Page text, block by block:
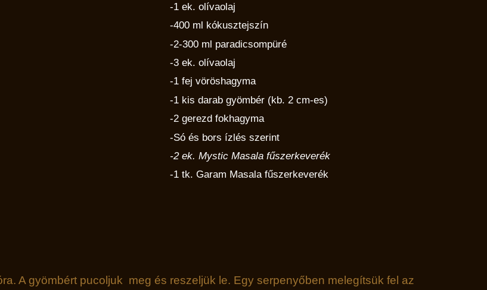
-1 ek. olívaolaj
-400 ml kókusztejszín
-2-300 ml paradicsompüré
-3 ek. olívaolaj
-1 fej vöröshagyma
-1 kis darab gyömbér (kb. 2 cm-es)
-2 gerezd fokhagyma
-Só és bors ízlés szerint
-2 ek. Mystic Masala fűszerkeverék
-1 tk. Garam Masala fűszerkeverék
A gyömbért pucoljuk meg és reszeljük le. Egy serpenyőben melegítsük fel az